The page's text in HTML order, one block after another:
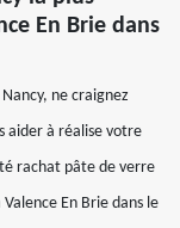
En Brie dans
ne craignez
aider à réalise votre
rachat pâte de verre
En Brie dans le